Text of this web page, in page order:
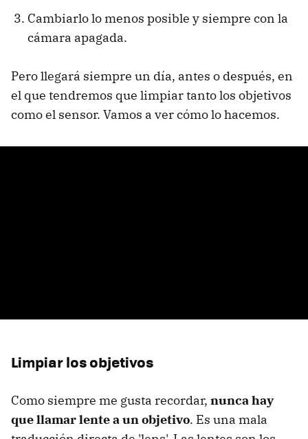
Cambiarlo lo menos posible y siempre con la
cámara apagada.
Pero llegará siempre un día, antes o después, en
el que tendremos que limpiar tanto los objetivos
como el sensor. Vamos a ver cómo lo hacemos.
Limpiar los objetivos
Como siempre me gusta recordar, nunca hay
que llamar lente a un objetivo. Es una mala